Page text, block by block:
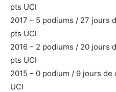
pts UCI
2017 – 5 podiums / 27 jours
pts UCI
2016 – 2 podiums / 20 jours
pts UCI
2015 – 0 podium / 9 jours
UCI